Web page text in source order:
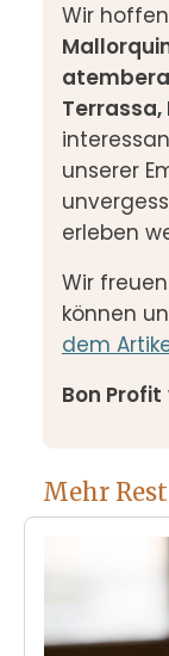
Wir
Terrassa,
unserer
erleben
Wir
können
dem
Bon Profit
Mehr